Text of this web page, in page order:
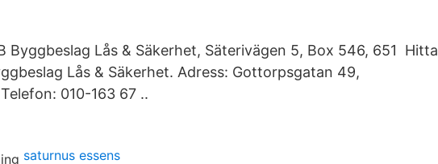
Byggbeslag Lås & Säkerhet, Säterivägen 5, Box 546, 651 Hitta
Lås & Säkerhet. Adress: Gottorpsgatan 49,
010-163 67 ..
saturnus essens